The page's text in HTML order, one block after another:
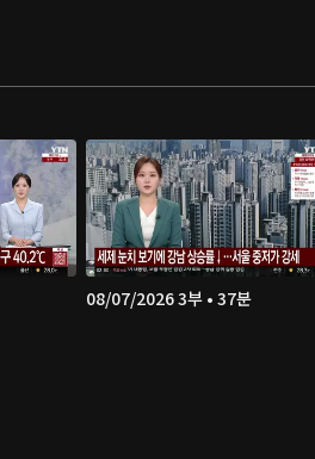
08/07/2026 3부 • 37분